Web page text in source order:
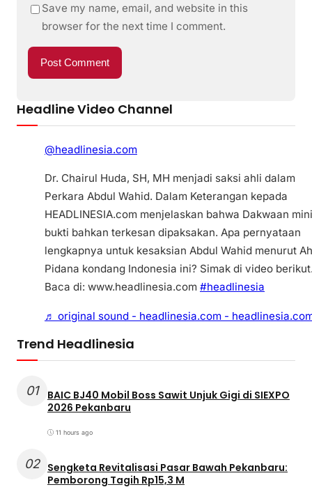
Save my name, email, and website in this
browser for the next time I comment.
Headline Video Channel
@headlinesia.com
Dr. Chairul Huda, SH, MH menjadi saksi ahli dalam
Perkara Abdul Wahid. Dalam Keterangan kepada
HEADLINESIA.com menjelaskan bahwa Dakwaan
bukti bahkan terkesan dipaksakan. Apa pernyataan
lengkapnya untuk kesaksian Abdul Wahid menurut
Pidana kondang Indonesia ini? Simak di video
Baca di: www.headlinesia.com #headlinesia
♬ original sound - headlinesia.com -
Trend Headlinesia
01
BAIC BJ40 Mobil Boss Sawit Unjuk Gigi di SIEXPO
2026 Pekanbaru
11 hours ago
02 Sengketa Revitalisasi Pasar Bawah Pekanbaru:
Pemborong Tagih Rp15,3 M